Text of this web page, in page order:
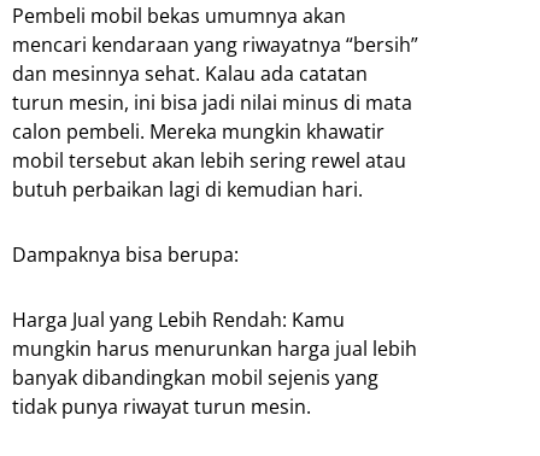
Pembeli mobil bekas umumnya akan
mencari kendaraan yang riwayatnya “bersih”
dan mesinnya sehat. Kalau ada catatan
turun mesin, ini bisa jadi nilai minus di mata
calon pembeli. Mereka mungkin khawatir
mobil tersebut akan lebih sering rewel atau
butuh perbaikan lagi di kemudian hari.
Dampaknya bisa berupa:
Harga Jual yang Lebih Rendah: Kamu
mungkin harus menurunkan harga jual lebih
banyak dibandingkan mobil sejenis yang
tidak punya riwayat turun mesin.